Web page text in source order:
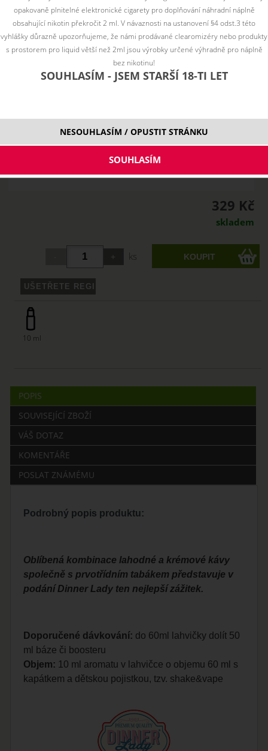
329 Kč
skladem
ks
10 ml
POPIS
SOUVISEJÍCÍ ZBOŽÍ
VÁŠ DOTAZ
KOMENTÁŘE
POSLAT ZNÁMÉMU
Podrobný popis produktu:
Oblíbená kombinace lahodné a krémové kávy
společně s prvotřídním tabákem představuje v
podání Dinner Lady ten nejlepší zážitek.
Doporučené dávkování: do 60ml lahvičky dolít 50
ml báze či boosteru
Objem: 10 ml aromatu v lahvičce o objemu 60 ml s
kapátkem a dětskou pojistkou, tzv. shake&vape
opakovaně plnitelné elektronické cigarety pro doplňování náhradní náplně
obsahující nikotin překročit 2 ml. V návaznosti na ustanovení §4 odst.3 této
vyhlášky důrazně upozorňujeme, že námi prodávané clearomizéry nebo produkty
s prostorem pro liquid větší než 2ml jsou výrobky určené výhradně pro náplně
bez nikotinu!
SOUHLASÍM - JSEM STARŠÍ 18-TI LET
NESOUHLASÍM / OPUSTIT STRÁNKU